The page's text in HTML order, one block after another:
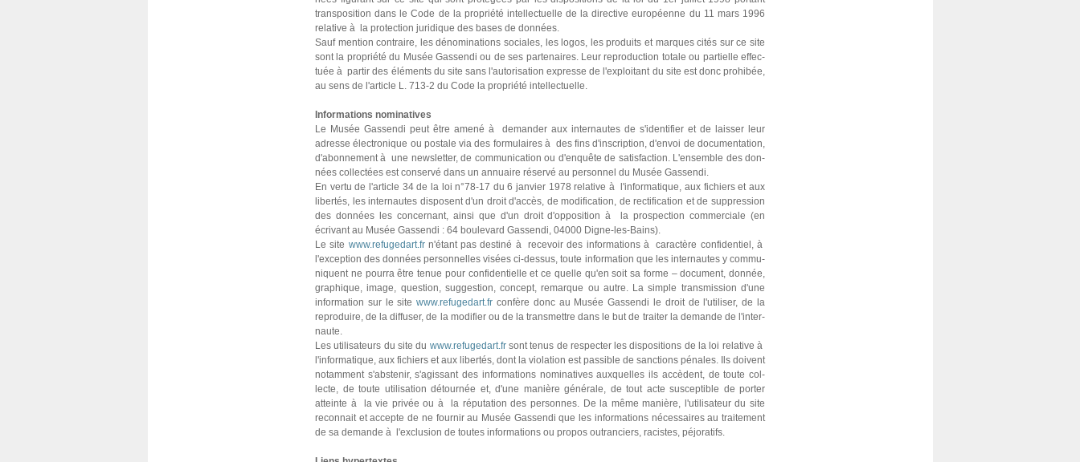
trans­po­si­tion dans le Code de la pro­priété intel­lec­tuelle de la direc­tive euro­péenne du 11 mars 1996
rela­tive à la pro­tec­tion juri­di­que des bases de don­nées.
Sauf men­tion contraire, les déno­mi­na­tions socia­les, les logos, les pro­duits et mar­ques cités sur ce site
sont la pro­priété du Musée Gassendi ou de ses par­te­nai­res. Leur repro­duc­tion totale ou par­tielle effec­
tuée à par­tir des éléments du site sans l'auto­ri­sa­tion expresse de l'exploi­tant du site est donc pro­hi­bée,
au sens de l'arti­cle L. 713-2 du Code la pro­priété intel­lec­tuelle.
Informations nominatives
Le Musée Gassendi peut être amené à deman­der aux inter­nau­tes de s'iden­ti­fier et de lais­ser leur
adresse électronique ou pos­tale via des for­mu­lai­res à des fins d'ins­crip­tion, d'envoi de docu­men­ta­tion,
d'abon­ne­ment à une news­let­ter, de com­mu­ni­ca­tion ou d'enquête de satis­fac­tion. L'ensem­ble des don­
nées col­lec­tées est conservé dans un annuaire réservé au per­son­nel du Musée Gassendi.
En vertu de l'arti­cle 34 de la loi n°78-17 du 6 jan­vier 1978 rela­tive à l'infor­ma­ti­que, aux fichiers et aux
liber­tés, les inter­nau­tes dis­po­sent d'un droit d'accès, de modi­fi­ca­tion, de rec­ti­fi­ca­tion et de sup­pres­sion
des don­nées les concer­nant, ainsi que d'un droit d'oppo­si­tion à la pros­pec­tion com­mer­ciale (en
écrivant au Musée Gassendi : 64 boulevard Gassendi, 04000 Digne-les-Bains).
Le site www.refugedart.frn'étant pas des­tiné à rece­voir des infor­ma­tions à carac­tère confi­den­tiel, à
l'excep­tion des don­nées per­son­nel­les visées ci-des­sus, toute infor­ma­tion que les inter­nau­tes y com­mu­
ni­quent ne pourra être tenue pour confi­den­tielle et ce quelle qu'en soit sa forme – docu­ment, don­née,
gra­phi­que, image, ques­tion, sug­ges­tion, concept, remar­que ou autre. La sim­ple trans­mis­sion d'une
infor­ma­tion sur le sitewww.refugedart.fr confère donc au Musée Gassendi le droit de l'uti­li­ser, de la
repro­duire, de la dif­fu­ser, de la modi­fier ou de la trans­met­tre dans le but de trai­ter la demande de l'inter­
naute.
Les uti­li­sa­teurs du site du www.refugedart.frsont tenus de res­pec­ter les dis­po­si­tions de la loi rela­tive à
l'infor­ma­ti­que, aux fichiers et aux liber­tés, dont la vio­la­tion est pas­si­ble de sanc­tions péna­les. Ils doi­vent
notam­ment s'abs­te­nir, s'agis­sant des infor­ma­tions nomi­na­ti­ves aux­quel­les ils accè­dent, de toute col­
lecte, de toute uti­li­sa­tion détour­née et, d'une manière géné­rale, de tout acte sus­cep­ti­ble de por­ter
atteinte à la vie pri­vée ou à la répu­ta­tion des per­son­nes. De la même manière, l'uti­li­sa­teur du site
reconnait et accepte de ne four­nir au Musée Gassendi que les infor­ma­tions néces­sai­res au trai­te­ment
de sa demande à l'exclu­sion de tou­tes infor­ma­tions ou pro­pos outran­ciers, racis­tes, péjo­ra­tifs.